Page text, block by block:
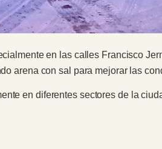
en las calles Francisco
arena con sal para mejorar las
en diferentes sectores de la